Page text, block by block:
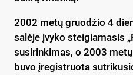
2002 metų gruodžio 4
salėje įvyko steigiamasis
susirinkimas, o 2003
buvo įregistruota